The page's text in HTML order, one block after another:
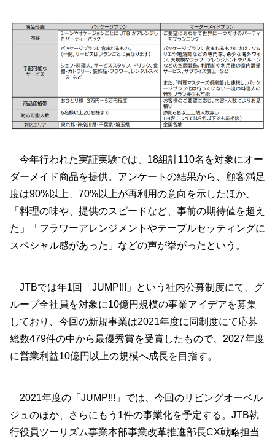
今年行われた実証実験では、18組計110名を対象にオー
ダーメイド商品を提供。アンケートの結果から、顧客満足
度は90%以上、70%以上が再利用の意向を示したほか、
「料理の味や、提供のスピードなど、事前の期待値を超え
た」「フラワーアレンジメントやテーブルセッティングに
スペシャル感があった」などの声が挙がったという。
JTBでは年1回「JUMP!!!」という社内公募制度にて、グ
ループ全社員を対象に10億円規模の事業アイデアを募集
しており、今回の新規事業は2021年度に同制度にて応募
総数479件の中から最優秀賞を受賞したもので、2027年度
に営業利益10億円以上の規模へ成長を目指す。
2021年度の「JUMP!!!」では、今回のリビングオーベル
ジュのほか、さらにもう1件の事業化を予定する。JTB執
行役員ツーリズム事業本部事業改革推進部長CX戦略担当